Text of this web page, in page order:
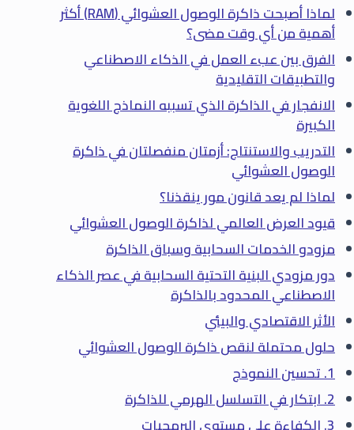
لماذا أصبحت ذاكرة الوصول العشوائي (RAM) أكثر
أهمية من أي وقت مضى؟
الفرق بين عبء العمل في الذكاء الاصطناعي
والتطبيقات التقليدية
الانفجار في الذاكرة الذي تسببه النماذج اللغوية
الكبيرة
التدريب والاستنتاج: أزمتان منفصلتان في ذاكرة
الوصول العشوائي
لماذا لم يعد قانون مور ينقذنا؟
قيود العرض العالمي لذاكرة الوصول العشوائي
مزودو الخدمات السحابية وسباق الذاكرة
دور مزودي البنية التحتية السحابية في عصر الذكاء
الاصطناعي المحدود بالذاكرة
الأثر الاقتصادي والبيئي
حلول محتملة لنقص ذاكرة الوصول العشوائي
1. تحسين النموذج
2. ابتكار في التسلسل الهرمي للذاكرة